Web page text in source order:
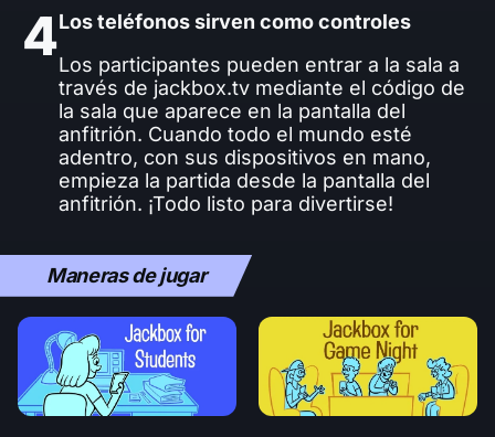
4Los teléfonos sirven como controles
Los participantes pueden entrar a la sala a
través de jackbox.tv mediante el código de
la sala que aparece en la pantalla del
anfitrión. Cuando todo el mundo esté
adentro, con sus dispositivos en mano,
empieza la partida desde la pantalla del
anfitrión. ¡Todo listo para divertirse!
Maneras de jugar